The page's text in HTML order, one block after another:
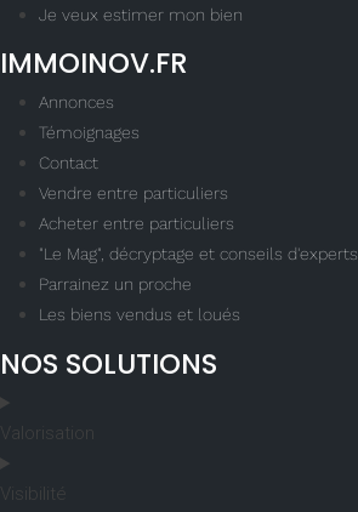
Je veux estimer mon bien
IMMOINOV.FR
Annonces
Témoignages
Contact
Vendre entre particuliers
Acheter entre particuliers
"Le Mag", décryptage et conseils d'experts
Parrainez un proche
Les biens vendus et loués
NOS SOLUTIONS
Valorisation
Visibilité